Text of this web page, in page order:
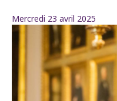
Mercredi 23 avril 2025